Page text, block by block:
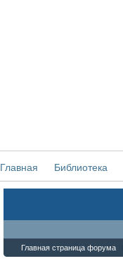
Главная Библиотека
Главная страница форума